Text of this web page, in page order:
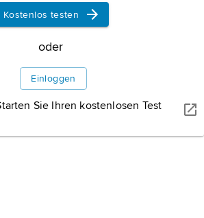
Kostenlos testen
oder
Einloggen
Sie Ihren kostenlosen Test